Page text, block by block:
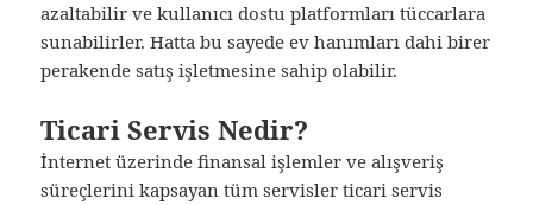
azaltabilir ve kullanıcı dostu platformları tüccarlara
sunabilirler. Hatta bu sayede ev hanımları dahi birer
perakende satış işletmesine sahip olabilir.
Ticari Servis Nedir?
İnternet üzerinde finansal işlemler ve alışveriş
süreçlerini kapsayan tüm servisler ticari servis